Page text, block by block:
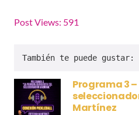
Post Views: 591
También te puede gustar:
Programa 3
Martínez